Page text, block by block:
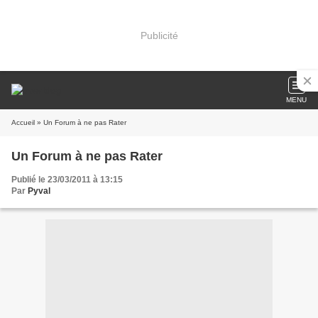
Publicité
MENU
Accueil » Un Forum à ne pas Rater
Un Forum à ne pas Rater
Publié le 23/03/2011 à 13:15
Par Pyval